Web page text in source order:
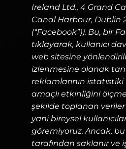
Ireland Ltd., 4 Grand
Canal Harbour, Dublin
(“Facebook”)). Bu, bir
tıklayarak, kullanıcı
web sitesine
izlenmesine olanak
reklamlarının istatistiki
amaçlı etkinliğini
şekilde toplanan
yani bireysel
göremiyoruz. Ancak,
tarafından saklanır ve